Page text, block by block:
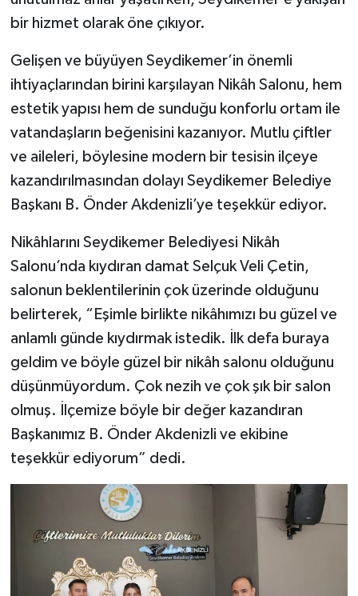
bir hizmet olarak öne çıkıyor.
Gelişen ve büyüyen Seydikemer’in önemli
ihtiyaçlarından birini karşılayan Nikâh Salonu, hem
estetik yapısı hem de sunduğu konforlu ortam ile
vatandaşların beğenisini kazanıyor. Mutlu çiftler
ve aileleri, böylesine modern bir tesisin ilçeye
kazandırılmasından dolayı Seydikemer Belediye
Başkanı B. Önder Akdenizli’ye teşekkür ediyor.
Nikâhlarını Seydikemer Belediyesi Nikâh
Salonu’nda kıydıran damat Selçuk Veli Çetin,
salonun beklentilerinin çok üzerinde olduğunu
belirterek, “Eşimle birlikte nikâhımızı bu güzel ve
anlamlı günde kıydırmak istedik. İlk defa buraya
geldim ve böyle güzel bir nikâh salonu olduğunu
düşünmüyordum. Çok nezih ve çok şık bir salon
olmuş. İlçemize böyle bir değer kazandıran
Başkanımız B. Önder Akdenizli ve ekibine
teşekkür ediyorum” dedi.